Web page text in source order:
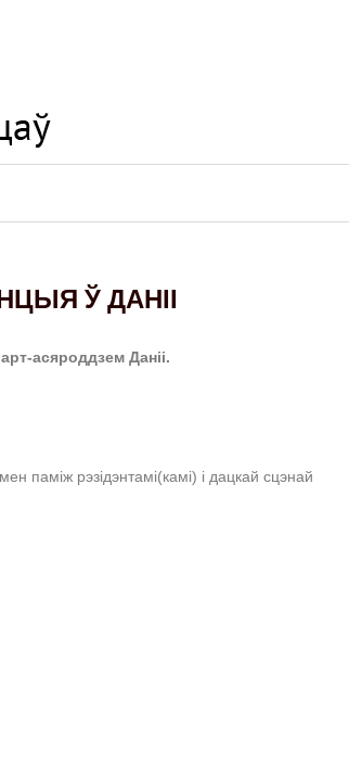
Ў ДАНІІ
асяроддзем Даніі.
паміж рэзідэнтамі(камі) і дацкай сцэнай